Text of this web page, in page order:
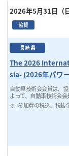
2026年5月31日（日
協賛
長崎県
The 2026
sia- (2026年パワ
自動車技術会会員は、
よって、自動車技術会会
参加費の税込、税抜